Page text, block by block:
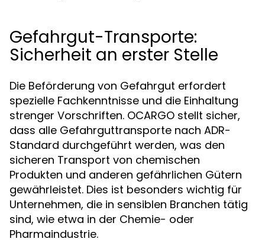
Gefahrgut-Transporte:
Sicherheit an erster Stelle
Die Beförderung von Gefahrgut erfordert
spezielle Fachkenntnisse und die Einhaltung
strenger Vorschriften. OCARGO stellt sicher,
dass alle Gefahrguttransporte nach ADR-
Standard durchgeführt werden, was den
sicheren Transport von chemischen
Produkten und anderen gefährlichen Gütern
gewährleistet. Dies ist besonders wichtig für
Unternehmen, die in sensiblen Branchen tätig
sind, wie etwa in der Chemie- oder
Pharmaindustrie.